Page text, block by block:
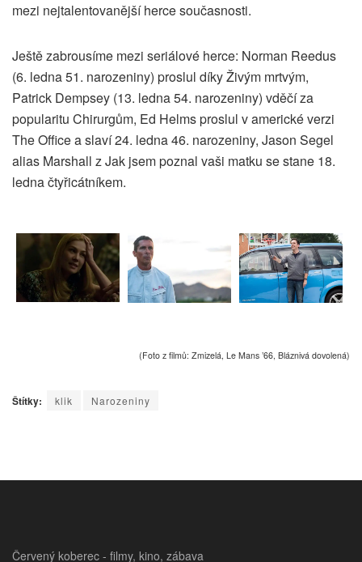
mezi nejtalentovanější herce současnosti.
Ještě zabrousíme mezi seriálové herce: Norman Reedus
(6. ledna 51. narozeniny) proslul díky Živým mrtvým,
Patrick Dempsey (13. ledna 54. narozeniny) vděčí za
popularitu Chirurgům, Ed Helms proslul v americké verzi
The Office a slaví 24. ledna 46. narozeniny, Jason Segel
alias Marshall z Jak jsem poznal vaši matku se stane 18.
ledna čtyřicátníkem.
(Foto z filmů: Zmizelá, Le Mans ’66, Bláznivá dovolená)
Štítky: klik Narozeniny
Červený koberec - filmy, kino, zábava